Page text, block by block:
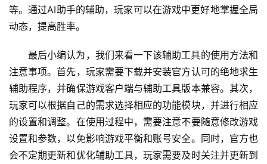
等。通过AI助手的辅助，玩家可以在游戏中更好地掌握全局
动态，提高胜率。
最后小编认为，我们来看一下该辅助工具的使用方法和
注意事项。首先，玩家需要下载并安装官方认可的绝地求生
辅助程序，并确保游戏客户端与辅助工具版本兼容。其次，
玩家可以根据自己的需求选择相应的功能模块，并进行相应
的设置和调整。在使用过程中，需要注意不要随意修改游戏
设置和参数，以免影响游戏平衡和账号安全。同时，官方也
会不定期更新和优化辅助工具，玩家需要及时关注并更新到